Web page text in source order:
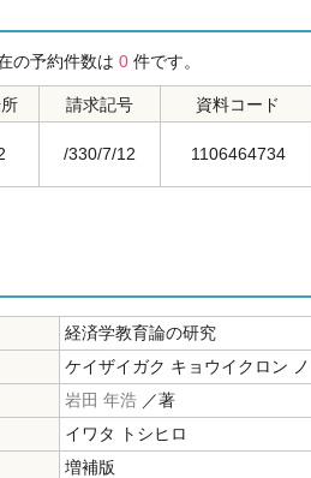
の予約件数は 0 件です。
請求記号 資料コード
/330/7/12 1106464734
経済学教育論の研究
ケイザイガク キョウイクロン
岩田 年浩 ／著
イワタ トシヒロ
増補版